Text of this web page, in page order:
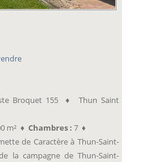
Broquet 155 ♦ Thun Saint
m² ♦ Chambres : 7 ♦
de Caractère à Thun-Saint-
la campagne de Thun-Saint-